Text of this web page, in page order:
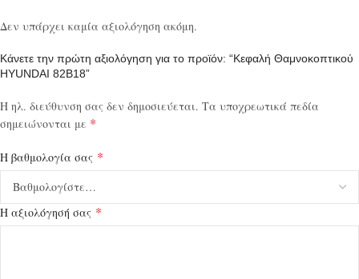
Δεν υπάρχει καμία αξιολόγηση ακόμη.
Κάνετε την πρώτη αξιολόγηση για το προϊόν: “Κεφαλή Θαμνοκοπτικού
HYUNDAI 82B18”
Η ηλ. διεύθυνση σας δεν δημοσιεύεται. Τα υποχρεωτικά πεδία
σημειώνονται με *
Η βαθμολογία σας *
Η αξιολόγησή σας *